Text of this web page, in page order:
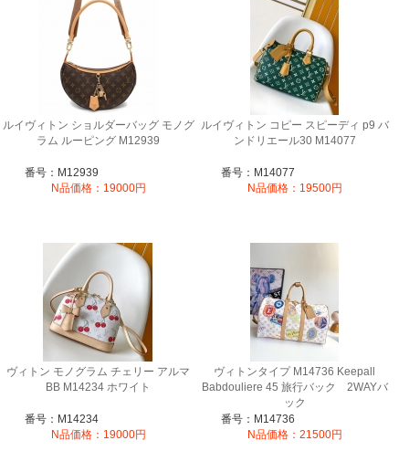
ルイヴィトン ショルダーバッグ モノグ
ラム ルーピング M12939
番号：M12939
N品価格：19000円
ルイヴィトン コピー スピーディ p9 バ
ンドリエール30 M14077
番号：M14077
N品価格：19500円
ヴィトン モノグラム チェリー アルマ
BB M14234 ホワイト
番号：M14234
N品価格：19000円
ヴィトンタイプ M14736 Keepall
Babdouliere 45 旅行バック 2WAYバ
ック
番号：M14736
N品価格：21500円